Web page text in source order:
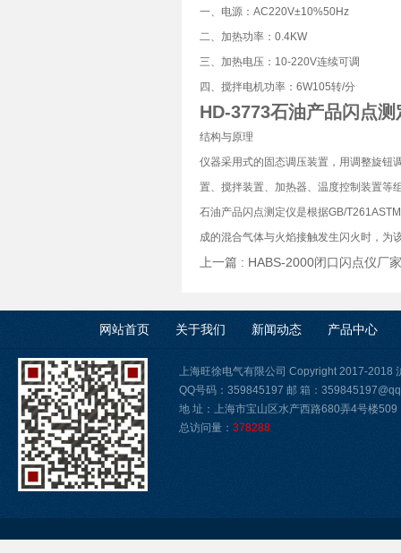
一、电源：AC220V±10%50Hz
二、加热功率：0.4KW
三、加热电压：10-220V连续可调
四、搅拌电机功率：6W105转/分
HD-3773石油产品闪点
结构与原理
仪器采用式的固态调压装置，用调整旋
置、搅拌装置、加热器、温度控制装置等
石油产品闪点测定仪是根据GB/
成的混合气体与火焰接触发生闪火时，为
上一篇 : HABS-2000闭口闪点仪厂家
网站首页 关于我们 新闻动态 产品中心
上海旺徐电气有限公司 Copyright 2017-2018
QQ号码：359845197 邮 箱：
地 址：上海市宝山区水产西路680弄4号楼509
总访问量： 378288